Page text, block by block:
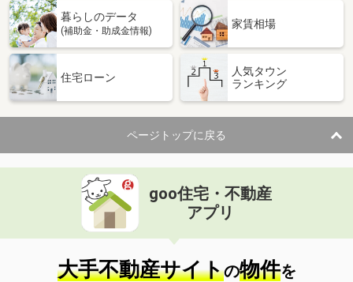
暮らしのデータ
(補助金・助成金情報)
家賃相場
住宅ローン
人気タウン
ランキング
ページトップに戻る
goo住宅・不動産
アプリ
大手不動産サイトの物件を